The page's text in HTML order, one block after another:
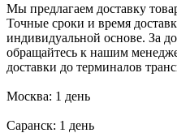
Мы предлагаем доставку
Точные сроки и время
индивидуальной основе. За
обращайтесь к нашим
доставки до терминалов
Москва: 1 день
Саранск: 1 день